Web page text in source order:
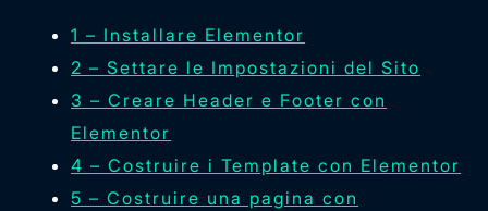
1 – Installare Elementor
2 – Settare le Impostazioni del Sito
3 – Creare Header e Footer con
Elementor
4 – Costruire i Template con Elementor
5 – Costruire una pagina con